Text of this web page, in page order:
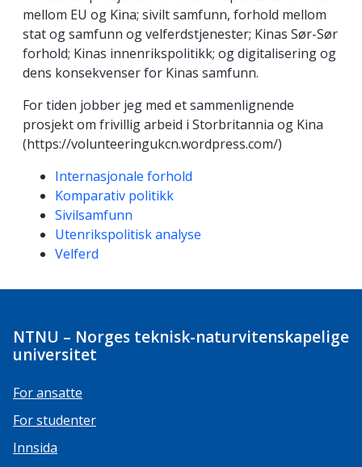
mellom EU og Kina; sivilt samfunn, forhold mellom
stat og samfunn og velferdstjenester; Kinas Sør-Sør
forhold; Kinas innenrikspolitikk; og digitalisering og
dens konsekvenser for Kinas samfunn.
For tiden jobber jeg med et sammenlignende
prosjekt om frivillig arbeid i Storbritannia og Kina
(https://volunteeringukcn.wordpress.com/)
Kompetanseord
Internasjonale forhold
Komparativ politikk
Sivilsamfunn
Utenrikspolitisk analyse
Velferd
NTNU – Norges teknisk-naturvitenskapelige
universitet
For ansatte
For studenter
Innsida